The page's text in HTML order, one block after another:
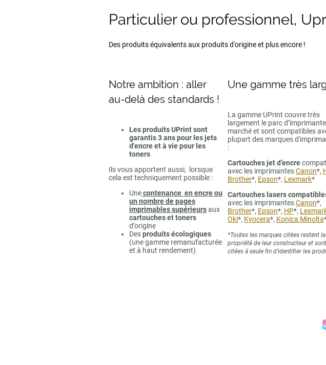
Particulier ou professionnel,
Des produits équivalents aux produits d'origine et plus encore !
Notre ambition : aller
au-delà des standards !
Les produits UPrint sont
garantis 3 ans pour les jets
d'encre et à vie pour les
toners
Ils vous apportent aussi, lorsque
cela est techniquement possible :
Unecontenance en encre ou
un nombre de pages
imprimables supérieursaux
cartouches et toners
d’origine
Desproduits écologiques
(une gamme remanufacturée
et à haut rendement)
Une gamme très
La gamme UPrint couvre très
largement le parc
marché et sont compatibles
plupart des marques
:
Cartouches jet d’encre
avec les imprimantesCanon*,
Brother*, Epson*, Lexmark*
Cartouches lasers
avec les imprimantesCanon*,
Brother*, Epson*, HP*,
Oki*, Kyocera*, Konica Minolta
*Toutes les marques citées restent la
propriété de leur constructeur et sont
citées à seule fin d’identifier les